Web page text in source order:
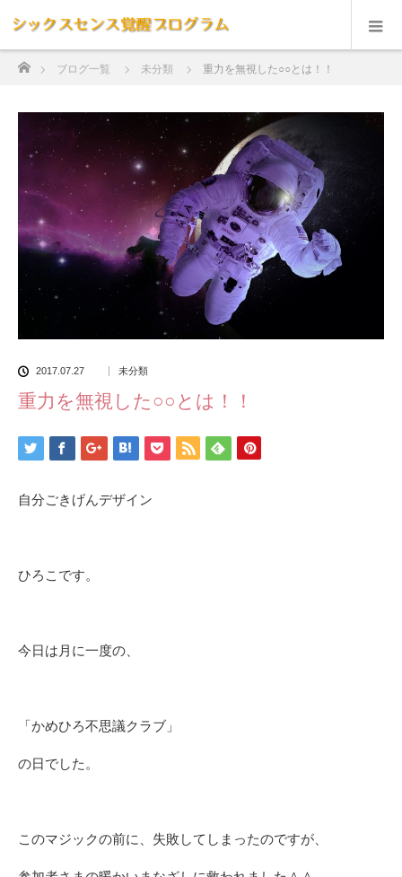
ブログ一覧 未分類 重力を無視した○○とは！！
2017.07.27 未分類
重力を無視した○○とは！！
自分ごきげんデザイン
ひろこです。
今日は月に一度の、
「かめひろ不思議クラブ」
の日でした。
このマジックの前に、失敗してしまったのですが、